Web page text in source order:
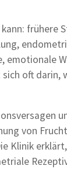
frühere
oft
von
Klinik